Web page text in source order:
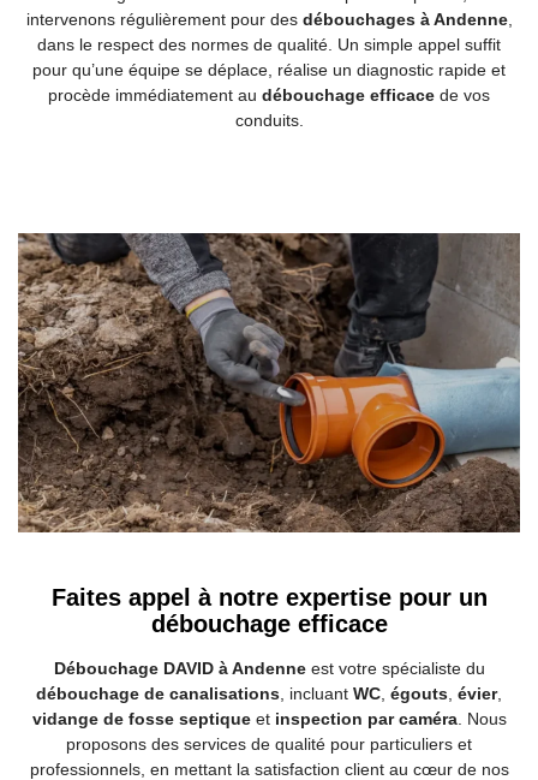
intervenons régulièrement pour des débouchages à Andenne,
dans le respect des normes de qualité. Un simple appel suffit
pour qu’une équipe se déplace, réalise un diagnostic rapide et
procède immédiatement au débouchage efficace de vos
conduits.
Faites appel à notre expertise pour un
débouchage efficace
Débouchage DAVID à Andenne est votre spécialiste du
débouchage de canalisations , incluant WC égouts évier,
vidange de fosse septiqueet inspection par caméra. Nous
proposons des services de qualité pour particuliers et
professionnels, en mettant la satisfaction client au cœur de nos